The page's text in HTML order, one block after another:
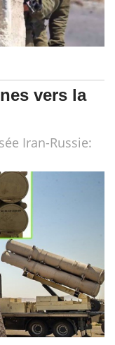
vers la
Iran-Russie: